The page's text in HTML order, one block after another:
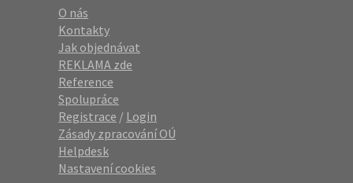
O nás
Kontakty
Jak objednávat
REKLAMA zde
Reference
Spolupráce
Registrace / Login
Zásady zpracování OÚ
Helpdesk
Nastavení cookies